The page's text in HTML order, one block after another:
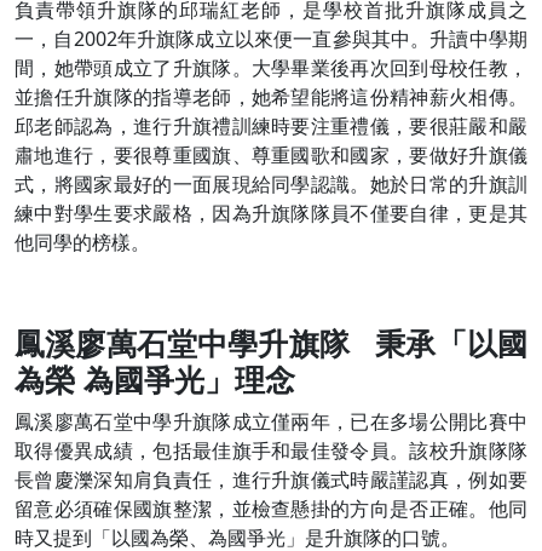
負責帶領升旗隊的邱瑞紅老師，是學校首批升旗隊成員之
一，自2002年升旗隊成立以來便一直參與其中。升讀中學期
間，她帶頭成立了升旗隊。大學畢業後再次回到母校任教，
並擔任升旗隊的指導老師，她希望能將這份精神薪火相傳。
邱老師認為，進行升旗禮訓練時要注重禮儀，要很莊嚴和嚴
肅地進行，要很尊重國旗、尊重國歌和國家，要做好升旗儀
式，將國家最好的一面展現給同學認識。她於日常的升旗訓
練中對學生要求嚴格，因為升旗隊隊員不僅要自律，更是其
他同學的榜樣。
鳳溪廖萬石堂中學升旗隊 秉承「以國
為榮 為國爭光」理念
鳳溪廖萬石堂中學升旗隊成立僅兩年，已在多場公開比賽中
取得優異成績，包括最佳旗手和最佳發令員。該校升旗隊隊
長曾慶濼深知肩負責任，進行升旗儀式時嚴謹認真，例如要
留意必須確保國旗整潔，並檢查懸掛的方向是否正確。他同
時又提到「以國為榮、為國爭光」是升旗隊的口號。